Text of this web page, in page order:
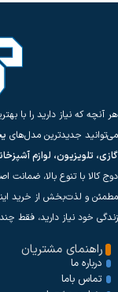
هر آنچه که نیاز دارید را با
می‌توانید جدیدترین مدل‌های
گازی، تلویزیون، لوازم
دوج کالا با تنوع بالا، ضمانت
مطمئن و لذت‌بخش از خرید
زندگی خود نیاز دارید، فقط
راهنمای مشتریان
درباره ما
تماس باما